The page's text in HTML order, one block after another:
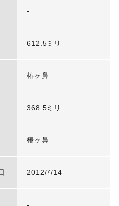
-
612.5ミリ
椿ヶ鼻
368.5ミリ
椿ヶ鼻
2012/7/14